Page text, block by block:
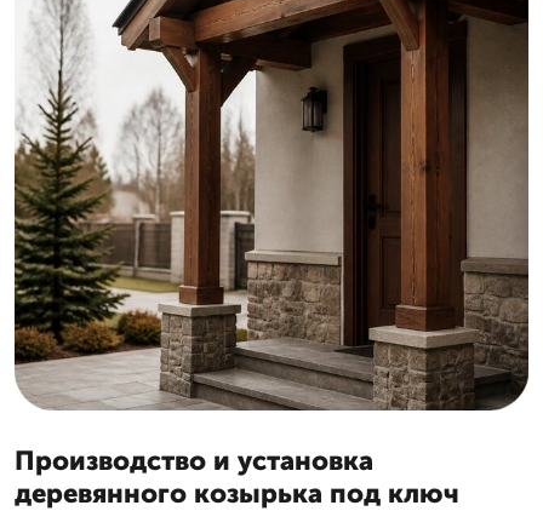
Производство и установка
деревянного козырька под ключ